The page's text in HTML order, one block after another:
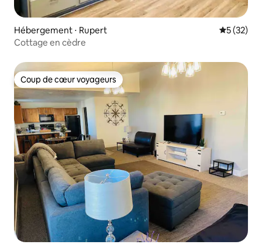
Hébergement ⋅ Rupert
5 (32)
Cottage en cèdre
Coup de cœur voyageurs
Coup de cœur voyageurs